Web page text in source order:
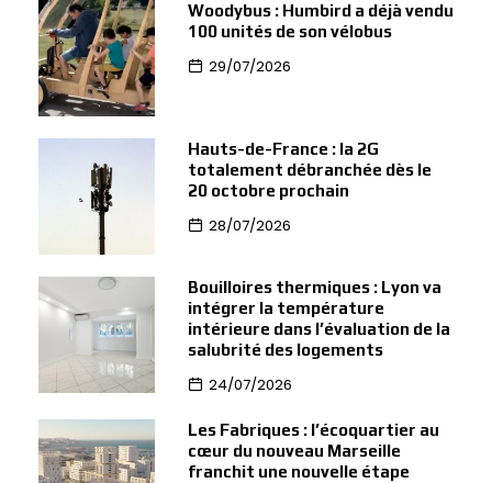
Woodybus : Humbird a déjà vendu
100 unités de son vélobus
29/07/2026
Hauts-de-France : la 2G
totalement débranchée dès le
20 octobre prochain
28/07/2026
Bouilloires thermiques : Lyon va
intégrer la température
intérieure dans l’évaluation de la
salubrité des logements
24/07/2026
Les Fabriques : l’écoquartier au
cœur du nouveau Marseille
franchit une nouvelle étape